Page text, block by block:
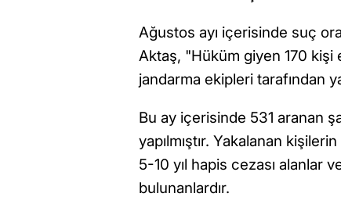
Ağustos ayı içerisinde suç
Aktaş, "Hüküm giyen 170 kişi
jandarma ekipleri tarafından
Bu ay içerisinde 531 aranan
yapılmıştır. Yakalanan
5-10 yıl hapis cezası alanlar
bulunanlardır.